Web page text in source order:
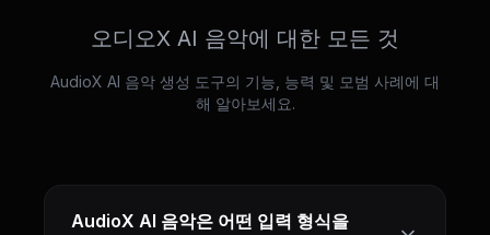
오디오X AI 음악에 대한 모든 것
AudioX AI 음악 생성 도구의 기능, 능력 및 모범 사례에 대
해 알아보세요.
AudioX AI 음악은 어떤 입력 형식을